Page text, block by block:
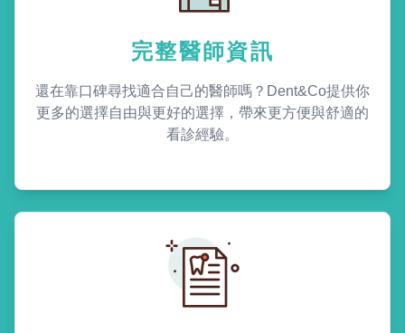
完整醫師資訊
還在靠口碑尋找適合自己的醫師嗎？Dent&Co提供你
更多的選擇自由與更好的選擇，帶來更方便與舒適的
看診經驗。